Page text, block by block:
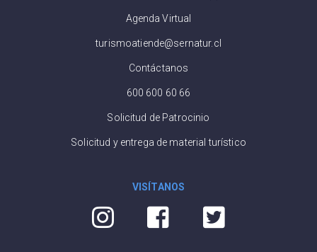
Agenda Virtual
turismoatiende@sernatur.cl
Contáctanos
600 600 60 66
Solicitud de Patrocinio
Solicitud y entrega de material turístico
VISÍTANOS